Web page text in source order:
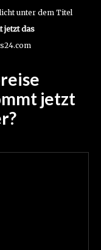
unter dem Titel
jetzt das
jetzt